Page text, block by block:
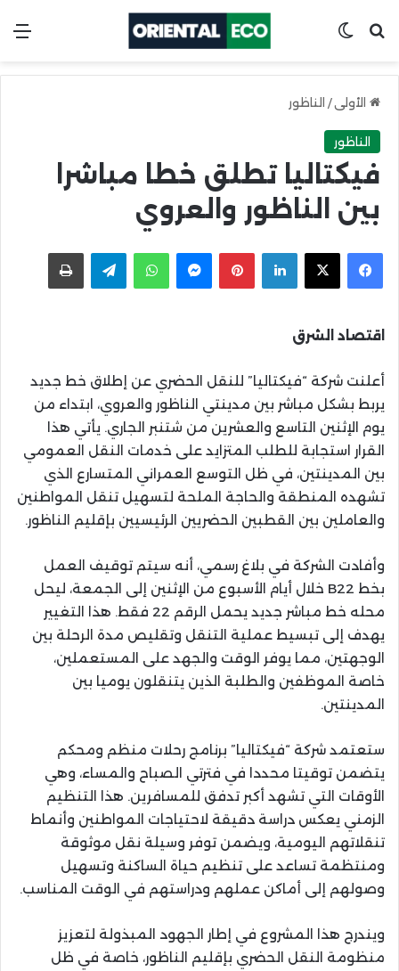
ابحث عنSwitch skin
الأولى / الناظور
الناظور
فيكتاليا تطلق خطا مباشرا
بين الناظور والعروي
Facebook
X
LinkedIn
Pinterest
Messenger
WhatsApp
Telegramاطبعها
اقتصاد الشرق
أعلنت شركة “فيكتاليا” للنقل الحضري عن إطلاق خط جديد
يربط بشكل مباشر بين مدينتي الناظور والعروي، ابتداء من
يوم الإثنين التاسع والعشرين من شتنبر الجاري. يأتي هذا
القرار استجابة للطلب المتزايد على خدمات النقل العمومي
بين المدينتين، في ظل التوسع العمراني المتسارع الذي
تشهده المنطقة والحاجة الملحة لتسهيل تنقل المواطنين
والعاملين بين القطبين الحضريين الرئيسيين بإقليم الناظور.
وأفادت الشركة في بلاغ رسمي، أنه سيتم توقيف العمل
بخط B22 خلال أيام الأسبوع من الإثنين إلى الجمعة، ليحل
محله خط مباشر جديد يحمل الرقم 22 فقط. هذا التغيير
يهدف إلى تبسيط عملية التنقل وتقليص مدة الرحلة بين
الوجهتين، مما يوفر الوقت والجهد على المستعملين،
خاصة الموظفين والطلبة الذين يتنقلون يوميا بين
المدينتين.
ستعتمد شركة “فيكتاليا” برنامج رحلات منظم ومحكم
يتضمن توقيتا محددا في فترتي الصباح والمساء، وهي
الأوقات التي تشهد أكبر تدفق للمسافرين. هذا التنظيم
الزمني يعكس دراسة دقيقة لاحتياجات المواطنين وأنماط
تنقلاتهم اليومية، ويضمن توفر وسيلة نقل موثوقة
ومنتظمة تساعد على تنظيم حياة الساكنة وتسهيل
وصولهم إلى أماكن عملهم ودراستهم في الوقت المناسب.
ويندرج هذا المشروع في إطار الجهود المبذولة لتعزيز
منظومة النقل الحضري بإقليم الناظور، خاصة في ظل